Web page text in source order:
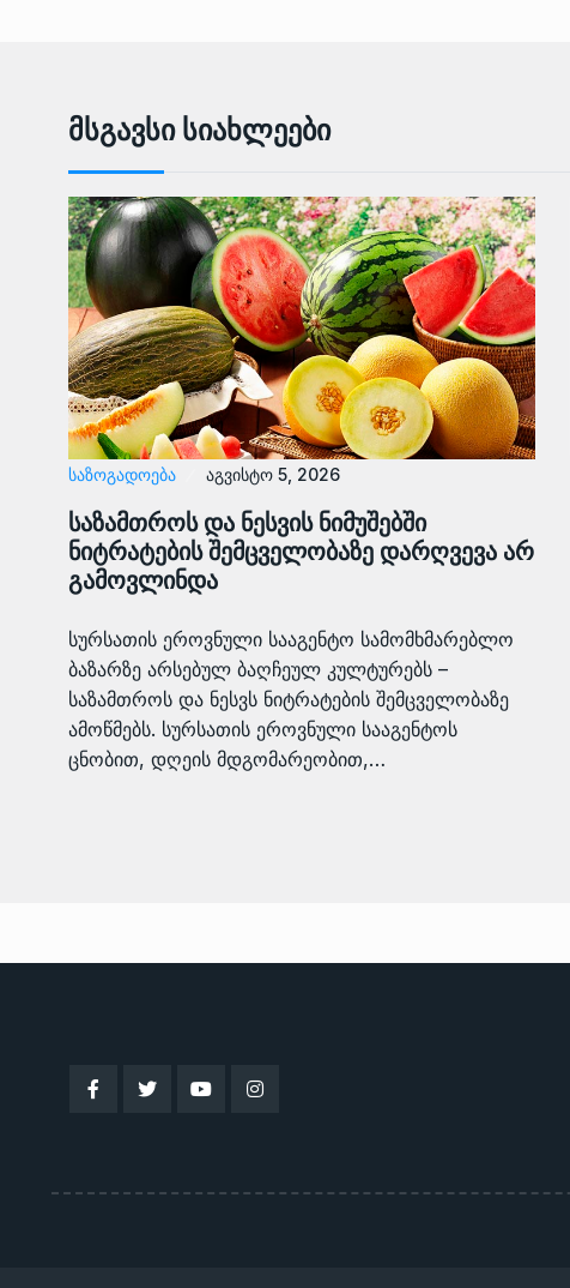
Მსგავსი Სიახლეები
ᲡᲐᲖᲝᲒᲐᲓᲝᲔᲑᲐ აგვისტო 5, 2026
საზამთროს და ნესვის ნიმუშებში
ნიტრატების შემცველობაზე დარღვევა არ
გამოვლინდა
სურსათის ეროვნული სააგენტო სამომხმარებლო
ბაზარზე არსებულ ბაღჩეულ კულტურებს –
საზამთროს და ნესვს ნიტრატების შემცველობაზე
ამოწმებს. სურსათის ეროვნული სააგენტოს
ცნობით, დღეის მდგომარეობით,…